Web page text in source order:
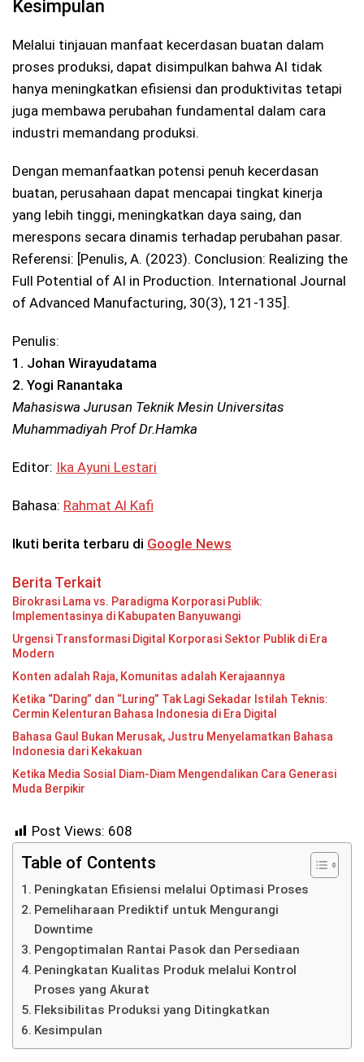
Kesimpulan
Melalui tinjauan manfaat kecerdasan buatan dalam
proses produksi, dapat disimpulkan bahwa AI tidak
hanya meningkatkan efisiensi dan produktivitas tetapi
juga membawa perubahan fundamental dalam cara
industri memandang produksi.
Dengan memanfaatkan potensi penuh kecerdasan
buatan, perusahaan dapat mencapai tingkat kinerja
yang lebih tinggi, meningkatkan daya saing, dan
merespons secara dinamis terhadap perubahan pasar.
Referensi: [Penulis, A. (2023). Conclusion: Realizing the
Full Potential of AI in Production. International Journal
of Advanced Manufacturing, 30(3), 121-135].
Penulis:
1. Johan Wirayudatama
2. Yogi Ranantaka
Mahasiswa Jurusan Teknik Mesin Universitas
Muhammadiyah Prof Dr.Hamka
Editor: Ika Ayuni Lestari
Bahasa: Rahmat Al Kafi
Ikuti berita terbaru di Google News
Berita Terkait
Birokrasi Lama vs. Paradigma Korporasi Publik:
Implementasinya di Kabupaten Banyuwangi
Urgensi Transformasi Digital Korporasi Sektor Publik di Era
Modern
Konten adalah Raja, Komunitas adalah Kerajaannya
Ketika “Daring” dan “Luring” Tak Lagi Sekadar Istilah Teknis:
Cermin Kelenturan Bahasa Indonesia di Era Digital
Bahasa Gaul Bukan Merusak, Justru Menyelamatkan Bahasa
Indonesia dari Kekakuan
Ketika Media Sosial Diam-Diam Mengendalikan Cara Generasi
Muda Berpikir
Post Views: 608
Table of Contents
Peningkatan Efisiensi melalui Optimasi Proses
Pemeliharaan Prediktif untuk Mengurangi
Downtime
Pengoptimalan Rantai Pasok dan Persediaan
Peningkatan Kualitas Produk melalui Kontrol
Proses yang Akurat
Fleksibilitas Produksi yang Ditingkatkan
Kesimpulan